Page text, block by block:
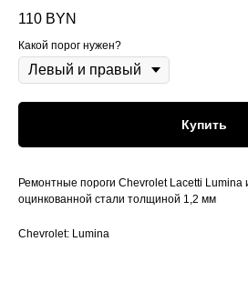
110 BYN
Какой порог нужен?
Купить
Ремонтные пороги Chevrolet Lacetti Lumina
оцинкованной стали толщиной 1,2 мм
Chevrolet: Lumina